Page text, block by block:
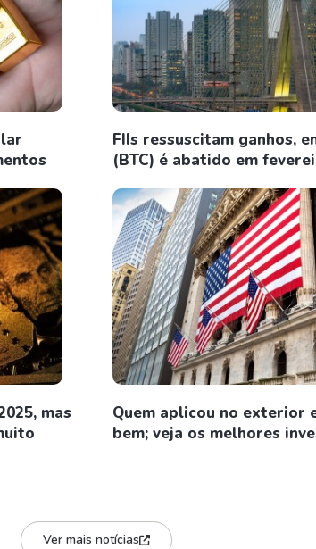
FIIs ressuscitam ganhos,
(BTC) é abatido em
mas
Quem aplicou no exterior
bem; veja os melhores
Ver mais notícias